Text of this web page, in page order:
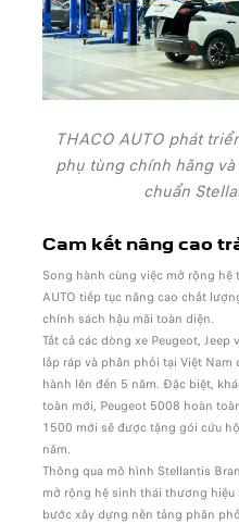
THACO AUTO phát
phụ tùng chính hãng
chuẩn
Cam kết nâng cao
Song hành cùng việc mở rộng
AUTO tiếp tục nâng cao chất
chính sách hậu mãi toàn diện.
Tất cả các dòng xe Peugeot, Jeep
lắp ráp và phân phối tại Việt
hành lên đến 5 năm. Đặc biệt,
toàn mới, Peugeot 5008 hoàn
1500 mới sẽ được tặng gói cứu
năm.
Thông qua mô hình Stellantis
mở rộng hệ sinh thái thương
bước xây dựng nền tảng phân